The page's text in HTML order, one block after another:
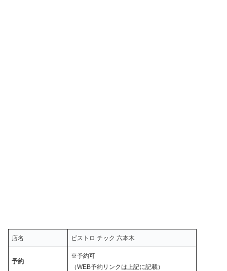
店名 ビストロ チック 六本木
予約
※予約可
（WEB予約リンクは上記に記載）